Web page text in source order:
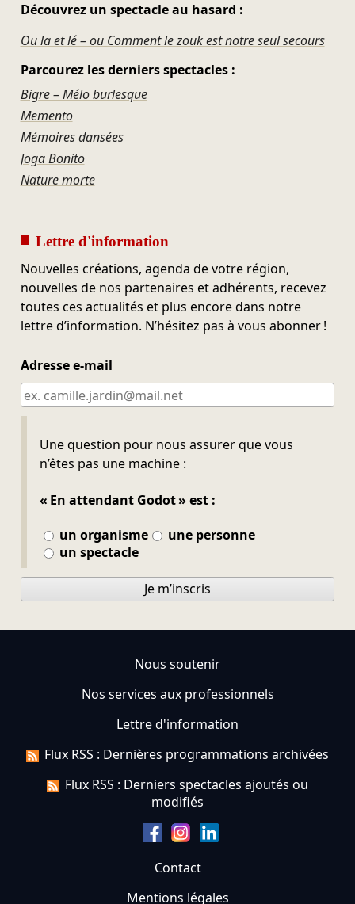
Découvrez un spectacle au hasard :
Ou la et lé – ou Comment le zouk est notre seul secours
Parcourez les derniers spectacles :
Bigre – Mélo burlesque
Memento
Mémoires dansées
Joga Bonito
Nature morte
Lettre d'information
Nouvelles créations, agenda de votre région,
nouvelles de nos partenaires et adhérents, recevez
toutes ces actualités et plus encore dans notre
lettre d’information. N’hésitez pas à vous abonner !
Adresse e-mail
Une question pour nous assurer que vous
n’êtes pas une machine :
« En attendant Godot » est :
un organisme
une personne
un spectacle
Ne pas remplir
Je m’inscris
Nous soutenir
Nos services aux professionnels
Lettre d'information
Flux RSS : Dernières programmations archivées
Flux RSS : Derniers spectacles ajoutés ou
modifiés
Contact
Mentions légales